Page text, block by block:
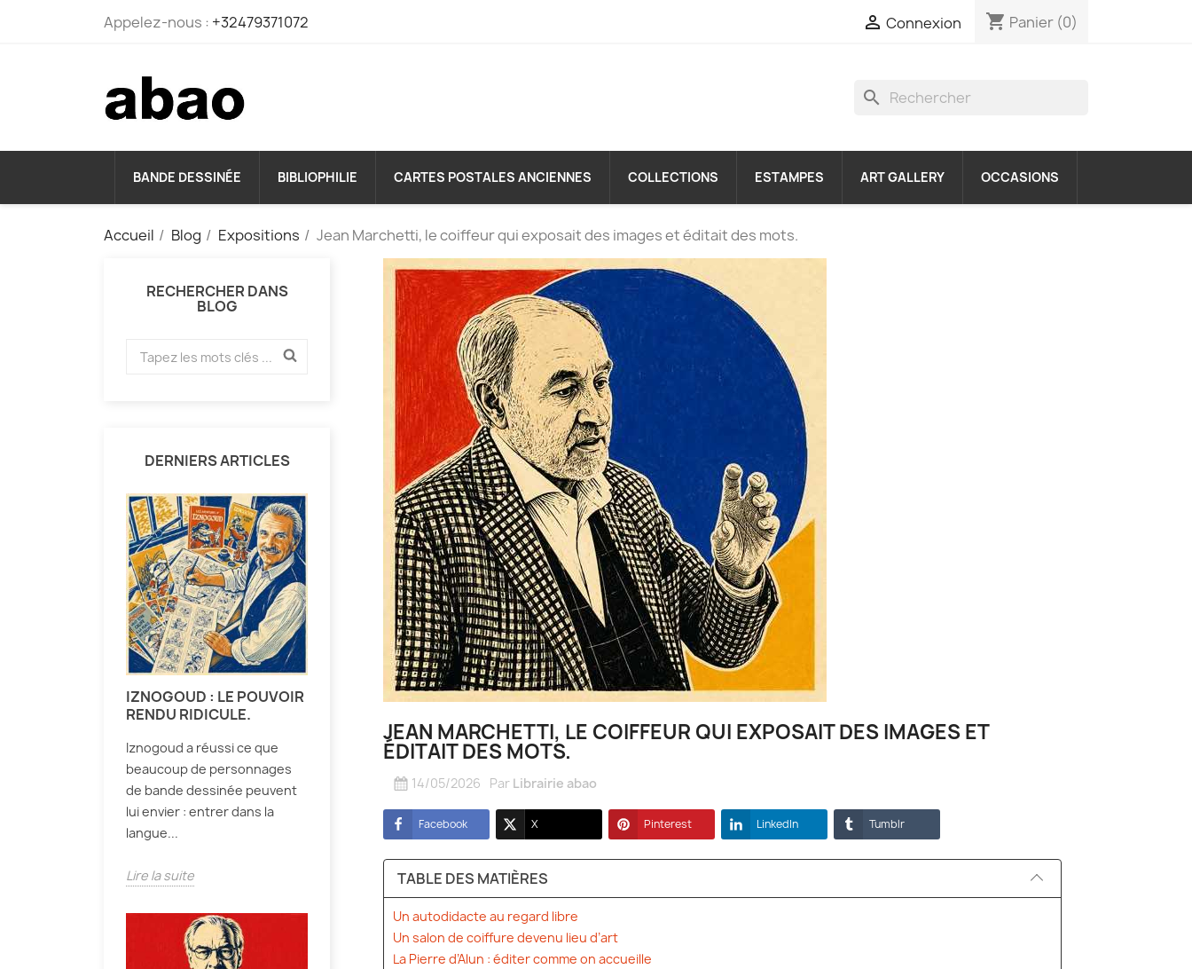
Appelez-nous : +32479371072  Connexion shopping_cart Panier (0)
search
BANDE DESSINÉE BIBLIOPHILIE CARTES POSTALES ANCIENNES COLLECTIONS ESTAMPES ART GALLERY OCCASIONS
Accueil Blog Expositions Jean Marchetti, le coiffeur qui exposait des images et éditait des mots.
RECHERCHER DANS
BLOG
DERNIERS ARTICLES
IZNOGOUD : LE POUVOIR
RENDU RIDICULE.
Iznogoud a réussi ce que
beaucoup de personnages
de bande dessinée peuvent
lui envier : entrer dans la
langue...
Lire la suite
JEAN MARCHETTI, LE COIFFEUR QUI EXPOSAIT DES IMAGES ET
ÉDITAIT DES MOTS.
14/05/2026 Par Librairie abao
Facebook X Pinterest LinkedIn Tumblr
TABLE DES MATIÈRES
Un autodidacte au regard libre
Un salon de coiffure devenu lieu d’art
La Pierre d’Alun : éditer comme on accueille